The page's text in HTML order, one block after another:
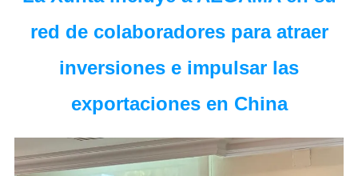
red de colaboradores para atraer
inversiones e impulsar las
exportaciones en China